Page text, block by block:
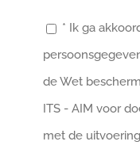
* Ik ga
de Wet
ITS - AIM voor
met de